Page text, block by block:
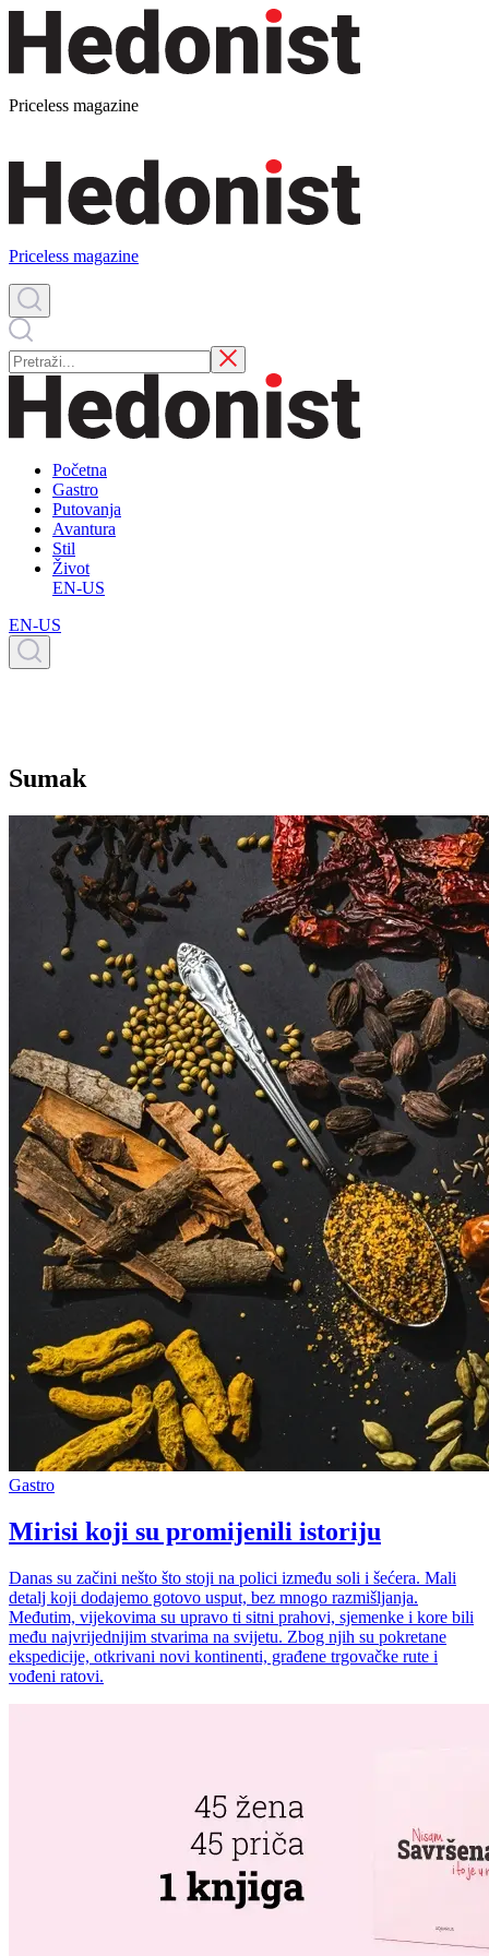
Priceless magazine
Priceless magazine
Početna
Gastro
Putovanja
Avantura
Stil
Život
EN-US
EN-US
Sumak
Gastro
Mirisi koji su promijenili istoriju
Danas su začini nešto što stoji na polici između soli i šećera. Mali
detalj koji dodajemo gotovo usput, bez mnogo razmišljanja.
Međutim, vijekovima su upravo ti sitni prahovi, sjemenke i kore bili
među najvrijednijim stvarima na svijetu. Zbog njih su pokretane
ekspedicije, otkrivani novi kontinenti, građene trgovačke rute i
vođeni ratovi.